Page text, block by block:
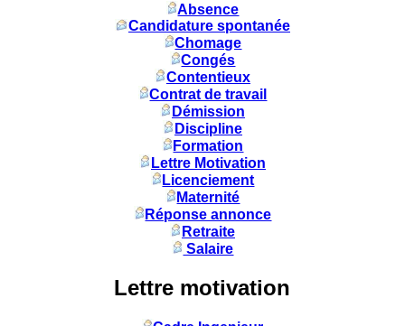
Absence
Candidature spontanée
Chomage
Congés
Contentieux
Contrat de travail
Démission
Discipline
Formation
Lettre Motivation
Licenciement
Maternité
Réponse annonce
Retraite
Salaire
Lettre motivation